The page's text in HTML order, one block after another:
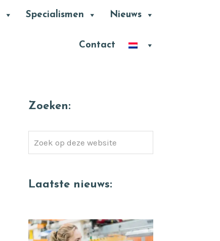
Specialismen Nieuws
Contact
Zoeken:
Zoek
op
website
Laatste nieuws: